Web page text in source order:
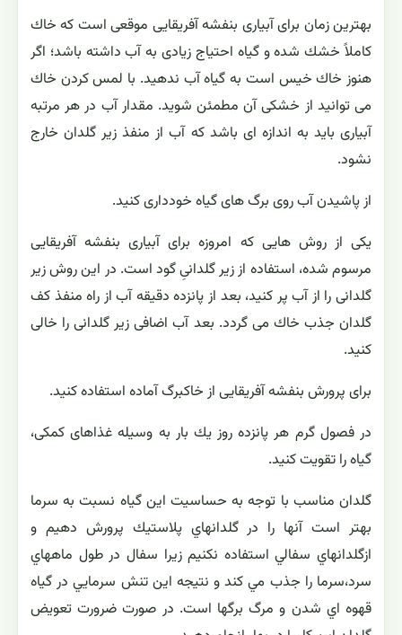
استفاده از نور مصنوعی نسبت به نور آفتاب اینست كه برگ ها
دچار سوختگی نخواهند شد.
در مورد مقدار آب و فاصله زمانی بین دو آبیاری عواملی چون
نور، گرما، خاك، جنس و حجم گلدان و سن گیاه دخالت دارد.
ریشه بنفشه آفریقایی نسبت به آب زیاد حساس است و دچار
آبیاری توجه بیشتری داشته باشید و این كار را با دقت و احتیاط
كامل انجام دهید.
بهترین زمان برای آبیاری بنفشه آفریقایی موقعی است كه خاك
كاملاً خشك شده و گیاه احتیاج زیادی به آب داشته باشد؛ اگر
هنوز خاك خیس است به گیاه آب ندهید. با لمس كردن خاك
می توانید از خشكی آن مطمئن شوید. مقدار آب در هر مرتبه
آبیاری باید به اندازه ای باشد كه آب از منفذ زیر گلدان خارج
از پاشیدن آب روی برگ های گیاه خودداری كنید.
یكی از روش هایی كه امروزه برای آبیاری بنفشه آفریقایی
مرسوم شده، استفاده از زیر گلدانیِ گود است. در این روش زیر
گلدانی را از آب پر كنید، بعد از پانزده دقیقه آب از راه منفذ كف
گلدان جذب خاك می گردد. بعد آب اضافی زیر گلدانی را خالی
كنید.